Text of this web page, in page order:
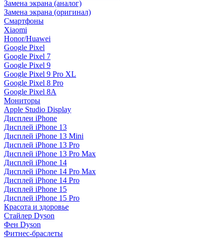
Замена экрана (аналог)
Замена экрана (оригинал)
Смартфоны
Xiaomi
Honor/Huawei
Google Pixel
Google Pixel 7
Google Pixel 9
Google Pixel 9 Pro XL
Google Pixel 8 Pro
Google Pixel 8A
Мониторы
Apple Studio Display
Дисплеи iPhone
Дисплей iPhone 13
Дисплей iPhone 13 Mini
Дисплей iPhone 13 Pro
Дисплей iPhone 13 Pro Max
Дисплей iPhone 14
Дисплей iPhone 14 Pro Max
Дисплей iPhone 14 Pro
Дисплей iPhone 15
Дисплей iPhone 15 Pro
Красота и здоровье
Стайлер Dyson
Фен Dyson
Фитнес-браслеты